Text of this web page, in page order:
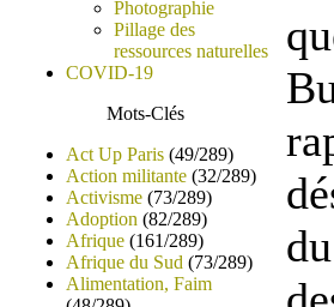
Photographie
Pillage des
ressources naturelles
COVID-19
Mots-Clés
Act Up Paris (49/289)
Action militante (32/289)
Activisme (73/289)
Adoption (82/289)
Afrique (161/289)
Afrique du Sud (73/289)
Alimentation, Faim